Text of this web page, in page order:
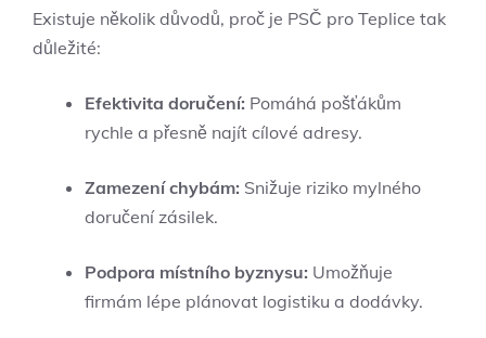
Existuje několik důvodů, proč je PSČ pro Teplice tak
důležité:
Efektivita doručení: Pomáhá pošťákům
rychle a přesně najít cílové adresy.
Zamezení chybám: Snižuje riziko mylného
doručení zásilek.
Podpora místního byznysu: Umožňuje
firmám lépe plánovat logistiku a dodávky.